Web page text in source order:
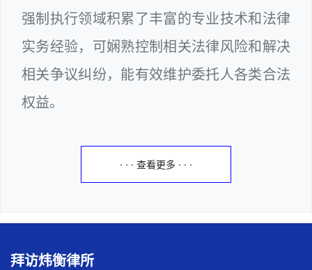
强制执行领域积累了丰富的专业技术和法律
实务经验，可娴熟控制相关法律风险和解决
相关争议纠纷，能有效维护委托人各类合法
权益。
· · · 查看更多 · · ·
拜访炜衡律所